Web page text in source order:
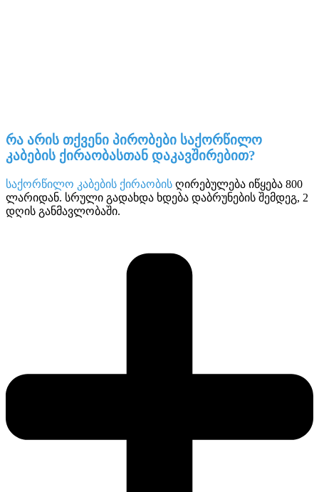
რა არის თქვენი პირობები საქორწილო
კაბების ქირაობასთან დაკავშირებით?
საქორწილო კაბების ქირაობის ღირებულება იწყება 800
ლარიდან. სრული გადახდა ხდება დაბრუნების შემდეგ, 2
დღის განმავლობაში.